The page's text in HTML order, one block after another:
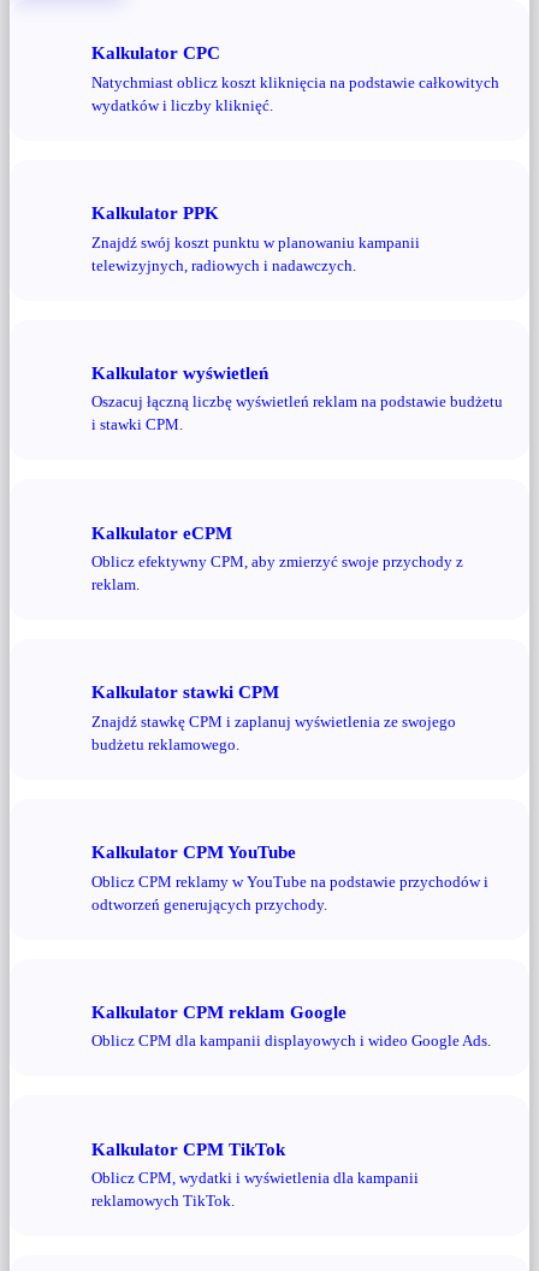
Kalkulator CPC
Natychmiast oblicz koszt kliknięcia na podstawie całkowitych
wydatków i liczby kliknięć.
Kalkulator PPK
Znajdź swój koszt punktu w planowaniu kampanii
telewizyjnych, radiowych i nadawczych.
Kalkulator wyświetleń
Oszacuj łączną liczbę wyświetleń reklam na podstawie budżetu
i stawki CPM.
Kalkulator eCPM
Oblicz efektywny CPM, aby zmierzyć swoje przychody z
reklam.
Kalkulator stawki CPM
Znajdź stawkę CPM i zaplanuj wyświetlenia ze swojego
budżetu reklamowego.
Kalkulator CPM YouTube
Oblicz CPM reklamy w YouTube na podstawie przychodów i
odtworzeń generujących przychody.
Kalkulator CPM reklam Google
Oblicz CPM dla kampanii displayowych i wideo Google Ads.
Kalkulator CPM TikTok
Oblicz CPM, wydatki i wyświetlenia dla kampanii
reklamowych TikTok.